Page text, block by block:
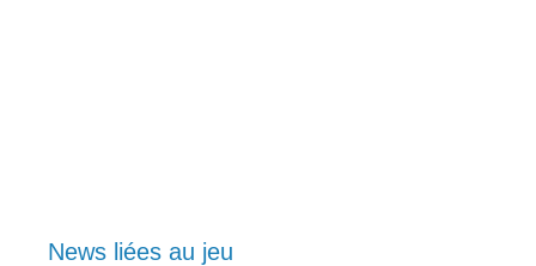
News liées au jeu